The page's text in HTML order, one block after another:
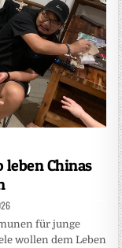
leben Chinas
für junge
wollen dem Leben